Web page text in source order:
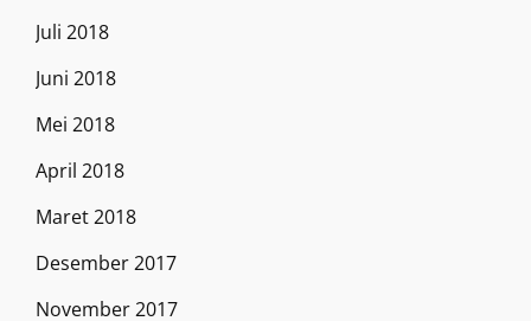
Juli 2018
Juni 2018
Mei 2018
April 2018
Maret 2018
Desember 2017
November 2017